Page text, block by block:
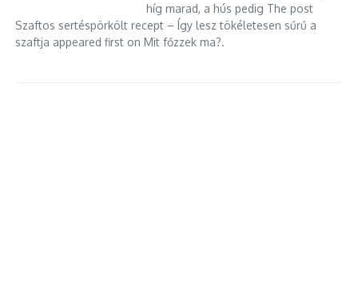
híg marad, a hús pedig The post
Szaftos sertéspörkölt recept – Így lesz tökéletesen sűrű a
szaftja appeared first on Mit főzzek ma?.